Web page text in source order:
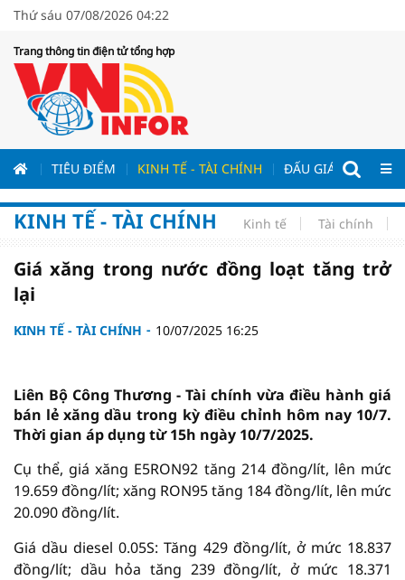
Thứ sáu 07/08/2026 04:22
Trang thông tin điện tử tổng hợp
TIÊU ĐIỂM KINH TẾ - TÀI CHÍNH ĐẤU GIÁ - ĐẤU
KINH TẾ - TÀI CHÍNH Kinh tế Tài chính
Giá xăng trong nước đồng loạt tăng trở
lại
KINH TẾ - TÀI CHÍNH 10/07/2025 16:25
Liên Bộ Công Thương - Tài chính vừa điều hành giá
bán lẻ xăng dầu trong kỳ điều chỉnh hôm nay 10/7.
Thời gian áp dụng từ 15h ngày 10/7/2025.
Cụ thể, giá xăng E5RON92 tăng 214 đồng/lít, lên mức
19.659 đồng/lít; xăng RON95 tăng 184 đồng/lít, lên mức
20.090 đồng/lít.
Giá dầu diesel 0.05S: Tăng 429 đồng/lít, ở mức 18.837
đồng/lít; dầu hỏa tăng 239 đồng/lít, ở mức 18.371